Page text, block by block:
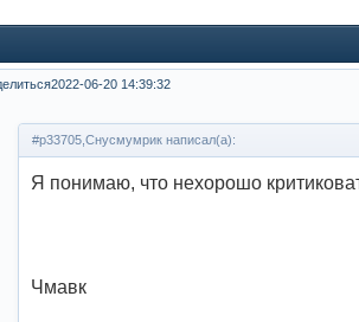
2022-06-20 14:39:32
#p33705,Снусмумрик написал(а):
Я понимаю, что нехорошо
Чмавк